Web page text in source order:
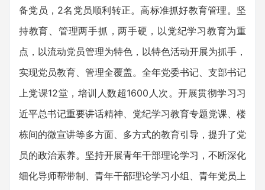
备党员，2名党员顺利转正。高标准抓好教育管理。坚
持教育、管理两手抓，两手硬，以党纪学习教育为重
点，以流动党员管理为特色，以特色活动开展为抓手，
实现党员教育、管理全覆盖。全年党委书记、支部书记
上党课12堂，培训人数超1600人次。开展贯彻学习习
近平总书记重要讲话精神、党纪学习教育专题党课、楼
栋间的微宣讲等多方面、多方式的教育引导，提升了党
员的政治素养。坚持开展青年干部理论学习，不断深化
细化导师帮带制、青年干部理论学习小组、青年党员上